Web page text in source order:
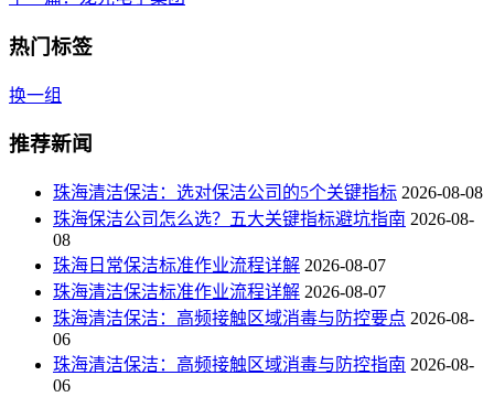
热门标签
换一组
推荐新闻
珠海清洁保洁：选对保洁公司的5个关键指标 2026-08-08
珠海保洁公司怎么选？五大关键指标避坑指南 2026-08-
08
珠海日常保洁标准作业流程详解 2026-08-07
珠海清洁保洁标准作业流程详解 2026-08-07
珠海清洁保洁：高频接触区域消毒与防控要点 2026-08-
06
珠海清洁保洁：高频接触区域消毒与防控指南 2026-08-
06